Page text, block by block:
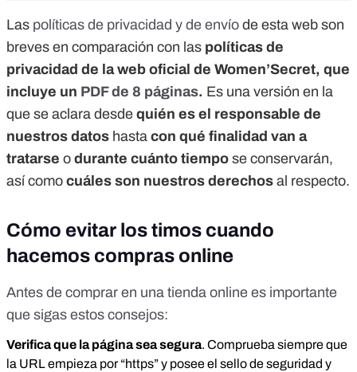
Las políticas de privacidad y de envío de esta web son
breves en comparación con las políticas de
privacidad de la web oficial de Women’Secret, que
incluye un PDF de 8 páginas. Es una versión en la
que se aclara desde quién es el responsable de
nuestros datos hasta con qué finalidad van a
tratarse o durante cuánto tiempo se conservarán,
así como cuáles son nuestros derechos al respecto.
Cómo evitar los timos cuando
hacemos compras online
Antes de comprar en una tienda online es importante
que sigas estos consejos:
Verifica que la página sea segura. Comprueba siempre que
la URL empieza por “https” y posee el sello de seguridad y